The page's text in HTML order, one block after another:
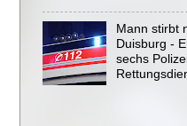
Mann stirbt
Duisburg -
sechs